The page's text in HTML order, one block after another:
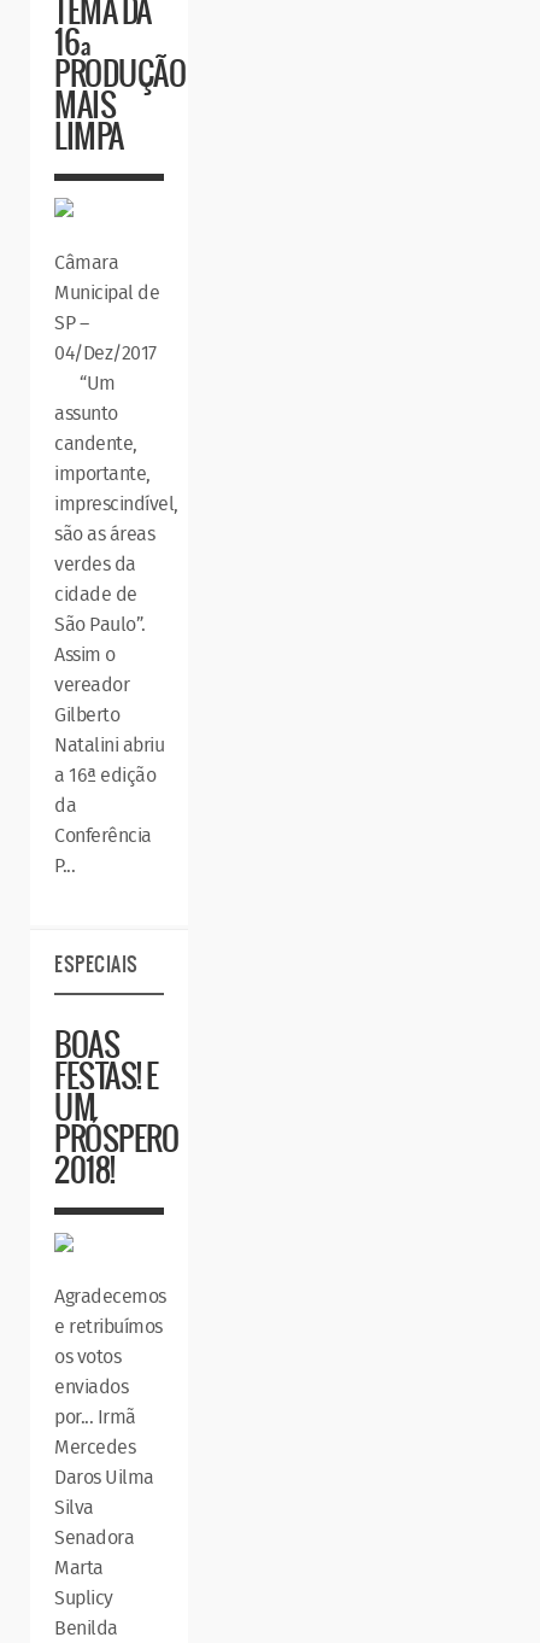
TEMA DA
16ª
PRODUÇÃO
MAIS
LIMPA
Câmara
Municipal de
SP –
04/Dez/2017
“Um
assunto
candente,
importante,
imprescindível,
são as áreas
verdes da
cidade de
São Paulo”.
Assim o
vereador
Gilberto
Natalini abriu
a 16ª edição
da
Conferência
P...
ESPECIAIS
BOAS
FESTAS! E
UM
PRÓSPERO
2018!
Agradecemos
e retribuímos
os votos
enviados
por... Irmã
Mercedes
Daros Uilma
Silva
Senadora
Marta
Suplicy
Benilda